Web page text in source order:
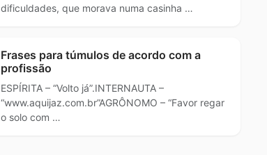
dificuldades, que morava numa casinha …
Frases para túmulos de acordo com a
profissão
ESPÍRITA – “Volto já”.INTERNAUTA –
“www.aquijaz.com.br”AGRÔNOMO – “Favor regar
o solo com …